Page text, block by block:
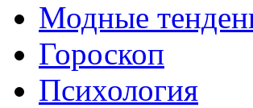
Модные
Гороскоп
Психология